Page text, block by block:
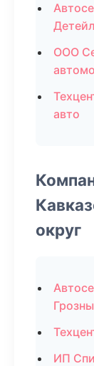
ООО
авто
округ
ИП